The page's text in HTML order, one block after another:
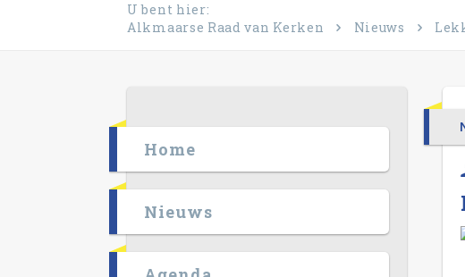
U bent hier:
Alkmaarse Raad van Kerken
Nieuws
Home
Nieuws